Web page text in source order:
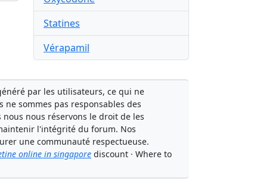
Statines
Vérapamil
par les utilisateurs, ce qui ne
sommes pas responsables des
nous réservons le droit de les
l'intégrité du forum. Nos
une communauté respectueuse.
online in singapore discount · Where to